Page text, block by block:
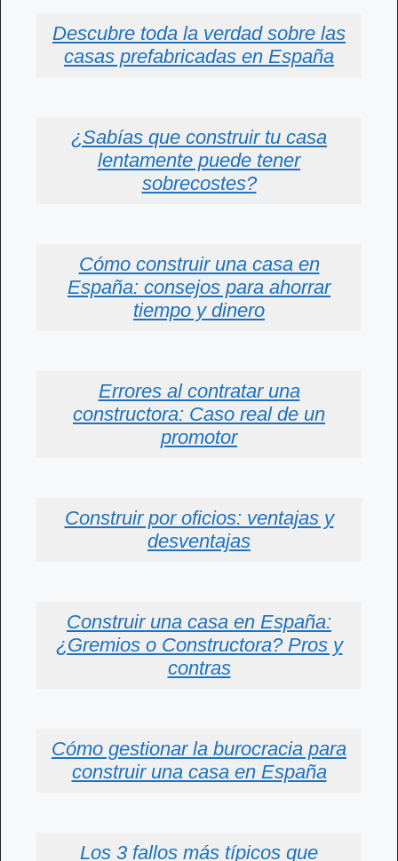
Descubre toda la verdad sobre las
casas prefabricadas en España
¿Sabías que construir tu casa
lentamente puede tener
sobrecostes?
Cómo construir una casa en
España: consejos para ahorrar
tiempo y dinero
Errores al contratar una
constructora: Caso real de un
promotor
Construir por oficios: ventajas y
desventajas
Construir una casa en España:
¿Gremios o Constructora? Pros y
contras
Cómo gestionar la burocracia para
construir una casa en España
Los 3 fallos más típicos que